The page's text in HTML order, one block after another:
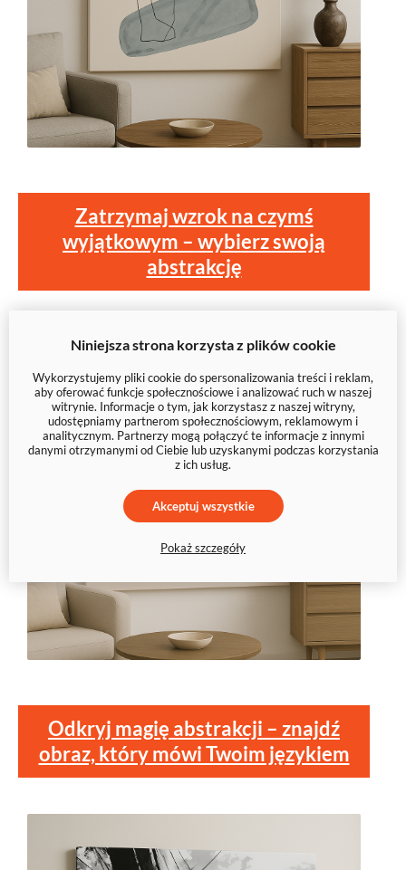
Zatrzymaj wzrok na czymś
wyjątkowym – wybierz swoją
abstrakcję
Odkryj magię abstrakcji – znajdź
obraz, który mówi Twoim językiem
Niniejsza strona korzysta z plików cookie
Wykorzystujemy pliki cookie do spersonalizowania treści i reklam,
aby oferować funkcje społecznościowe i analizować ruch w naszej
witrynie. Informacje o tym, jak korzystasz z naszej witryny,
udostępniamy partnerom społecznościowym, reklamowym i
analitycznym. Partnerzy mogą połączyć te informacje z innymi
danymi otrzymanymi od Ciebie lub uzyskanymi podczas korzystania
z ich usług.
Akceptuj wszystkie
Pokaż szczegóły